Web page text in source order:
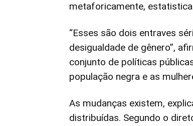
metaforicamente,
“Esses são dois entraves
desigualdade de gênero”,
conjunto de políticas
população negra e as
As mudanças existem,
distribuídas. Segundo o